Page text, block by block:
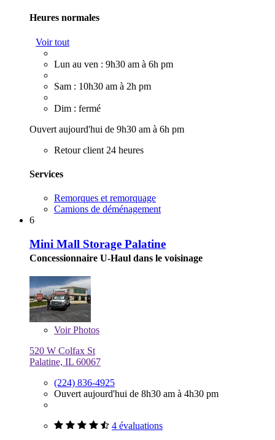
Heures normales
Voir tout
Lun au ven : 9h30 am à 6h pm
Sam : 10h30 am à 2h pm
Dim : fermé
Ouvert aujourd'hui de 9h30 am à 6h pm
Retour client 24 heures
Services
Remorques et remorquage
Camions de déménagement
6
Mini Mall Storage Palatine
Concessionnaire U-Haul dans le voisinage
VoirPhotos
520 W Colfax St
Palatine, IL 60067
(224) 836-4925
Ouvert aujourd'hui de 8h30 am à 4h30 pm
4 évaluations